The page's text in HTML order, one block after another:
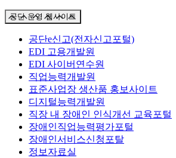
공단 운영 웹사이트
공단e신고(전자신고포털)
EDI 고용개발원
EDI 사이버연수원
직업능력개발원
표준사업장 생산품 홍보사이트
디지털능력개발원
직장 내 장애인 인식개선 교육포털
장애인직업능력평가포털
장애인서비스신청포탈
정보자료실